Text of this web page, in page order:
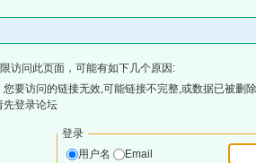
访问此页面，可能有如下几个原因:
要访问的链接无效,可能链接不完整,或数据已被删
先登录论坛
登录
用户名
Email